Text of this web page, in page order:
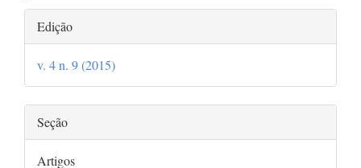
Detalhes
do
artigo
Edição
v. 4 n. 9 (2015)
Seção
Artigos